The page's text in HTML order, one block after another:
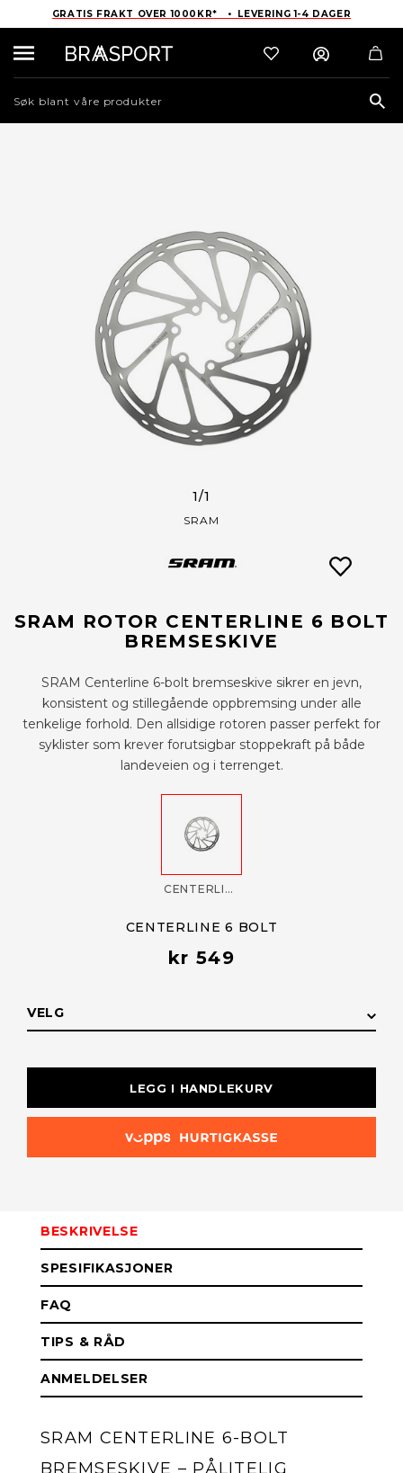
GRATIS FRAKT OVER 1000KR* • LEVERING 1-4 DAGER
1/1
SRAM
SRAM ROTOR CENTERLINE 6 BOLT
BREMSESKIVE
SRAM Centerline 6-bolt bremseskive sikrer en jevn,
konsistent og stillegående oppbremsing under alle
tenkelige forhold. Den allsidige rotoren passer perfekt for
syklister som krever forutsigbar stoppekraft på både
landeveien og i terrenget.
CENTERLINE 6 BOLT
CENTERLINE 6 BOLT
kr 549
VELG
LAGERSTATUS
5018 037 014)
160 mm (00
5018 037 013)
På lager
LEGG I HANDLEKURV
BESKRIVELSE
SPESIFIKASJONER
FAQ
TIPS & RÅD
ANMELDELSER
SRAM CENTERLINE 6-BOLT
BREMSESKIVE – PÅLITELIG